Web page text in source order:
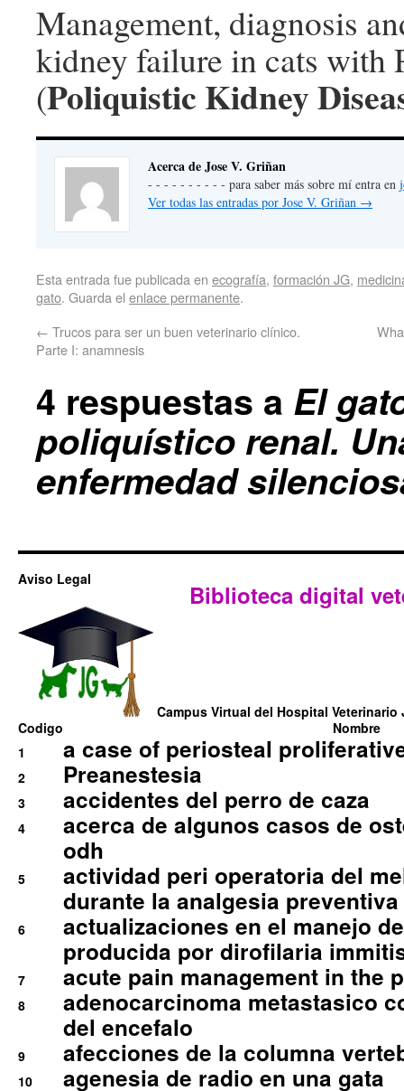
Management, diagnosis
kidney failure in cats with
(Poliquistic Kidney
Acerca de Jose V. Griñan
- - - - - - - - - - para saber más sobre mí entra en
Ver todas las entradas por Jose V. Griñan →
Esta entrada fue publicada en ecografía, formación JG,
gato. Guarda el enlace permanente.
← Trucos para ser un buen veterinario clínico.
Parte I: anamnesis
4 respuestas a El
poliquístico renal.
enfermedad
Aviso Legal
Biblioteca digital
Campus Virtual del Hospital Veterinario
Codigo
Nombre
1
a case of periosteal
2 Preanestesia
3 accidentes del perro de caza
4
acerca de algunos casos de
odh
5
actividad peri operatoria del
durante la analgesia
6
actualizaciones en el manejo
producida por dirofilaria
7 acute pain management in the
8
adenocarcinoma metastasico
del encefalo
9 afecciones de la columna
10 agenesia de radio en una gata